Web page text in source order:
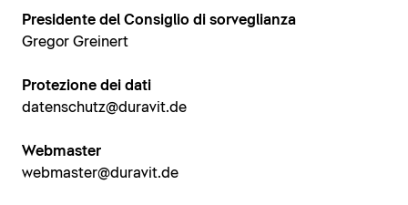
Presidente del Consiglio di sorveglianza
Gregor Greinert
Protezione dei dati
datenschutz@duravit.de
Webmaster
webmaster@duravit.de